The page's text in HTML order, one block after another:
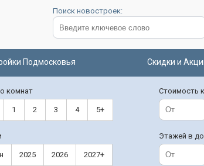
Поиск новостроек:
Подмосковья Скидки и
комнат
1 2 3 4 5+
Стоимость
2025 2026 2027+
Этажей в